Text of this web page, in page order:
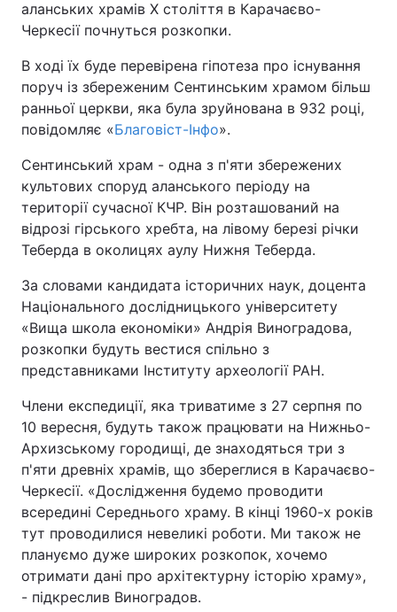
аланських храмів X століття в Карачаєво-
Черкесії почнуться розкопки.
В ході їх буде перевірена гіпотеза про існування
поруч із збереженим Сентинським храмом більш
ранньої церкви, яка була зруйнована в 932 році,
повідомляє «Благовіст-Інфо».
Сентинський храм - одна з п'яти збережених
культових споруд аланського періоду на
території сучасної КЧР. Він розташований на
відрозі гірського хребта, на лівому березі річки
Теберда в околицях аулу Нижня Теберда.
За словами кандидата історичних наук, доцента
Національного дослідницького університету
«Вища школа економіки» Андрія Виноградова,
розкопки будуть вестися спільно з
представниками Інституту археології РАН.
Члени експедиції, яка триватиме з 27 серпня по
10 вересня, будуть також працювати на Нижньо-
Архизському городищі, де знаходяться три з
п'яти древніх храмів, що збереглися в Карачаєво-
Черкесії. «Дослідження будемо проводити
всередині Середнього храму. В кінці 1960-х років
тут проводилися невеликі роботи. Ми також не
плануємо дуже широких розкопок, хочемо
отримати дані про архітектурну історію храму»,
- підкреслив Виноградов.